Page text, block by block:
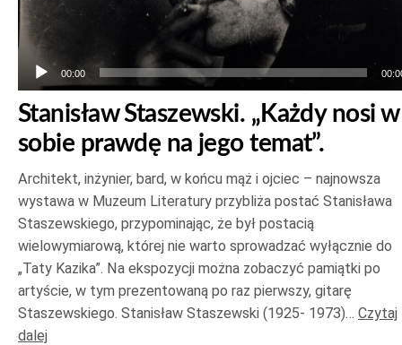
00:00
Stanisław Staszewski. „Każdy nosi w
sobie prawdę na jego temat”.
Architekt, inżynier, bard, w końcu mąż i ojciec – najnowsza
wystawa w Muzeum Literatury przybliża postać Stanisława
Staszewskiego, przypominając, że był postacią
wielowymiarową, której nie warto sprowadzać wyłącznie do
„Taty Kazika”. Na ekspozycji można zobaczyć pamiątki po
artyście, w tym prezentowaną po raz pierwszy, gitarę
Staszewskiego. Stanisław Staszewski (1925- 1973)… Czytaj
dalej